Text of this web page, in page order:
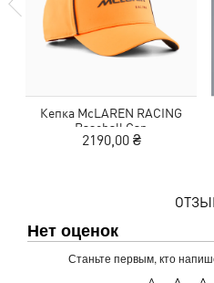
Кепка McLAREN RACING
Baseball Cap
2190,00 ₴
Нет оценок
Станьте первым, кто